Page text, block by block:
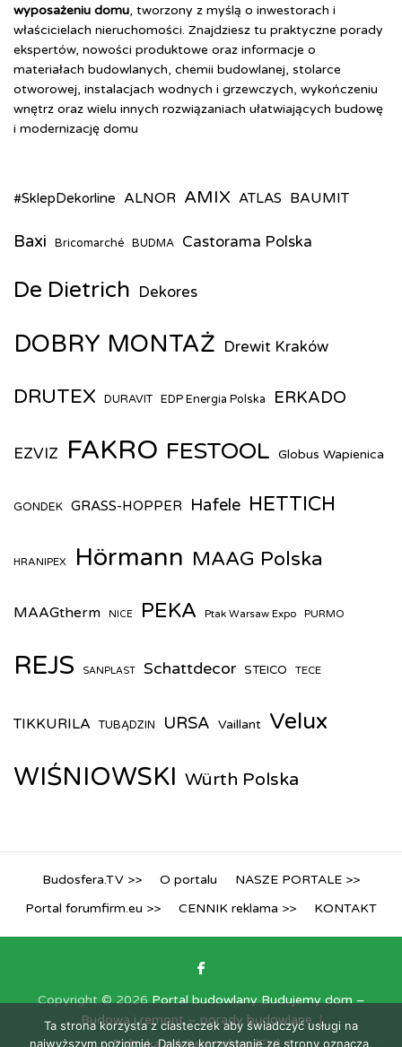
wyposażeniu domu, tworzony z myślą o inwestorach i
właścicielach nieruchomości. Znajdziesz tu praktyczne porady
ekspertów, nowości produktowe oraz informacje o
materiałach budowlanych, chemii budowlanej, stolarce
otworowej, instalacjach wodnych i grzewczych, wykończeniu
wnętrz oraz wielu innych rozwiązaniach ułatwiających budowę
i modernizację domu
#SklepDekorline ALNOR AMIX ATLAS BAUMIT
Baxi Bricomarché BUDMA Castorama Polska
De Dietrich Dekores
DOBRY MONTAŻ Drewit Kraków
DRUTEX DURAVIT EDP Energia Polska ERKADO
EZVIZ FAKRO FESTOOL Globus Wapienica
GONDEK GRASS-HOPPER Hafele HETTICH
HRANIPEX Hörmann MAAG Polska
MAAGtherm NICE PEKA Ptak Warsaw Expo PURMO
REJS SANPLAST Schattdecor STEICO TECE
TIKKURILA TUBĄDZIN URSA Vaillant Velux
WIŚNIOWSKI Würth Polska
Budosfera.TV >> O portalu
NASZE PORTALE >>
Portal forumfirm.eu >>
CENNIK reklama >> KONTAKT
Copyright © 2026Portal budowlany Budujemy dom –
Budowa i remont – porady budowlane
Ta strona korzysta z ciasteczek aby świadczyć usługi na
najwyższym poziomie. Dalsze korzystanie ze strony oznacza,